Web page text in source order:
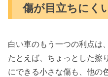
傷が目立ちにく
白い車のもう一つの利点は
たとえば、ちょっとした擦
にできる小さな傷も、他の